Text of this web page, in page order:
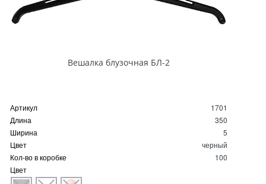
Вешалка блузочная БЛ-2
Артикул
1701
Длина
350
Ширина
5
Цвет
черный
Кол-во в коробке
100
Цвет